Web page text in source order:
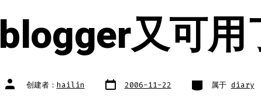
blogger又可用
文
章 创建者： hailin 文
章 2006-11-22 类
别 属于 diary